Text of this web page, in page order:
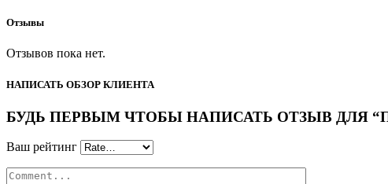
Отзывы
Отзывов пока нет.
НАПИСАТЬ ОБЗОР КЛИЕНТА
БУДЬ ПЕРВЫМ ЧТОБЫ НАПИСАТЬ ОТЗЫВ ДЛЯ
Ваш рейтинг